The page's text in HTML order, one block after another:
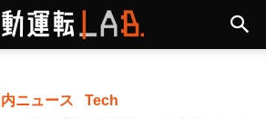
内ニュース Tech